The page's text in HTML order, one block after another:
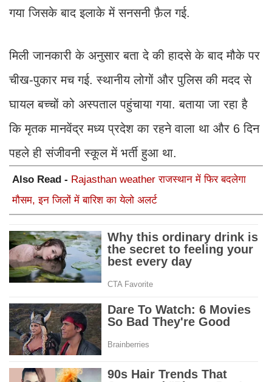
गया जिसके बाद इलाके में सनसनी फ़ैल गई.
मिली जानकारी के अनुसार बता दे की हादसे के बाद मौके पर
चीख-पुकार मच गई. स्थानीय लोगों और पुलिस की मदद से
घायल बच्चों को अस्पताल पहुंचाया गया. बताया जा रहा है
कि मृतक मानवेंद्र मध्य प्रदेश का रहने वाला था और 6 दिन
पहले ही संजीवनी स्कूल में भर्ती हुआ था.
Also Read - Rajasthan weather राजस्थान में फिर बदलेगा
मौसम, इन जिलों में बारिश का येलो अलर्ट